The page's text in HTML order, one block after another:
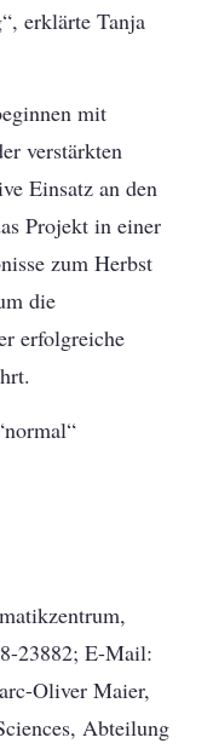
erklärte Tanja
mit
verstärkten
Einsatz an den
Projekt in einer
zum Herbst
die
erfolgreiche
23882; E-Mail:
Oliver Maier,
Abteilung